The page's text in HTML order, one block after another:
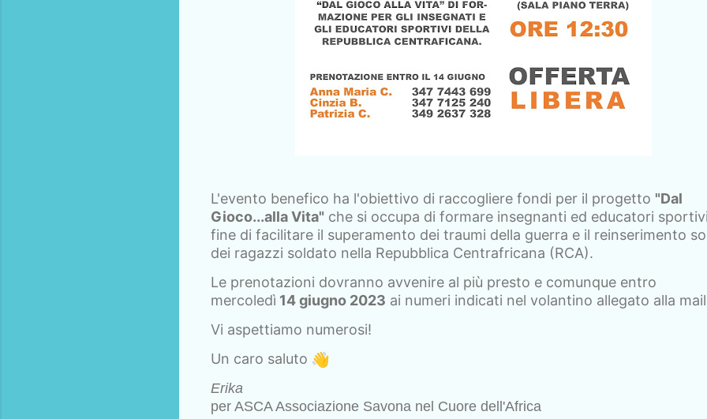
L'evento benefico ha l'obiettivo di raccogliere fondi per il progetto "Dal
Gioco...alla Vita" che si occupa di formare insegnanti ed educatori
fine di facilitare il superamento dei traumi della guerra e il reinserimento
dei ragazzi soldato nella Repubblica Centrafricana (RCA).
Le prenotazioni dovranno avvenire al più presto e comunque entro
mercoledì 14 giugno 2023 ai numeri indicati nel volantino allegato alla
Vi aspettiamo numerosi!
Un caro saluto
Erika
per ASCA Associazione Savona nel Cuore dell'Africa